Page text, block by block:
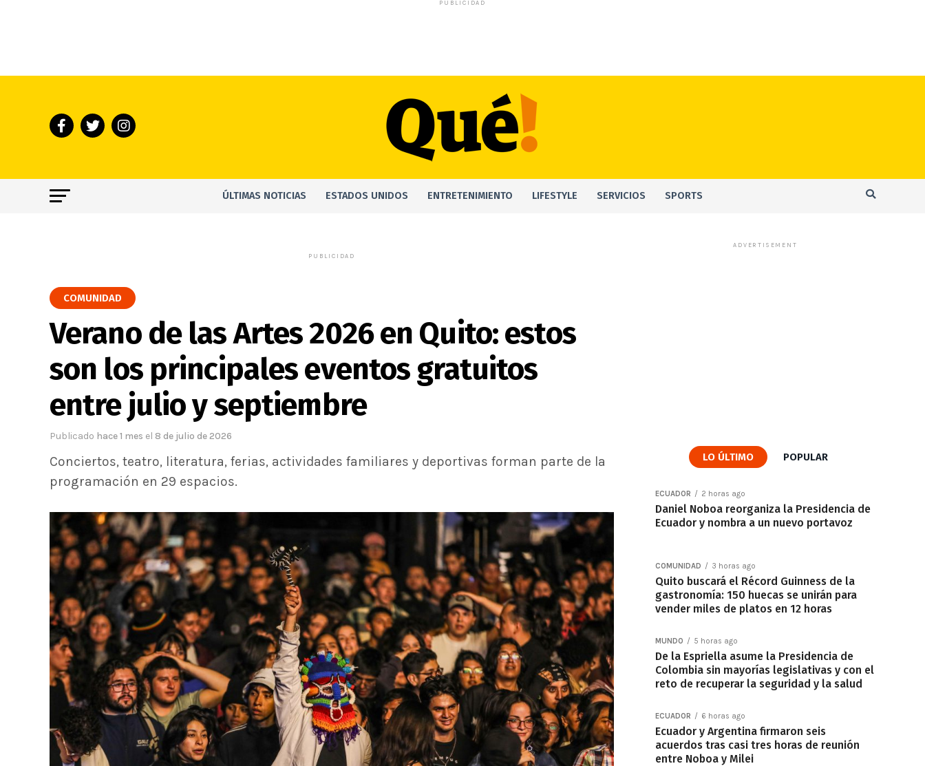
PUBLICIDAD
ÚLTIMAS NOTICIAS ESTADOS UNIDOS ENTRETENIMIENTO LIFESTYLE SERVICIOS SPORTS
PUBLICIDAD
COMUNIDAD
Verano de las Artes 2026 en Quito: estos
son los principales eventos gratuitos
entre julio y septiembre
Publicado hace 1 mes el 8 de julio de 2026
Conciertos, teatro, literatura, ferias, actividades familiares y deportivas forman parte de la
programación en 29 espacios.
ADVERTISEMENT
LO ÚLTIMO POPULAR
ECUADOR 2 horas ago
Daniel Noboa reorganiza la Presidencia de
Ecuador y nombra a un nuevo portavoz
COMUNIDAD 3 horas ago
Quito buscará el Récord Guinness de la
gastronomía: 150 huecas se unirán para
vender miles de platos en 12 horas
MUNDO 5 horas ago
De la Espriella asume la Presidencia de
Colombia sin mayorías legislativas y con el
reto de recuperar la seguridad y la salud
ECUADOR 6 horas ago
Ecuador y Argentina firmaron seis
acuerdos tras casi tres horas de reunión
entre Noboa y Milei